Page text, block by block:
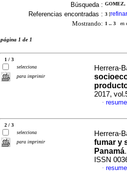
Búsqueda : GOMEZ,
Referencias encontradas : 3 [refinar
Mostrando: 1 .. 3 en
página 1 de 1
1 / 3
selecciona
para imprimir
Herrera-
2017,
·
2 / 3
selecciona
para imprimir
Herrera-
fumar y
Panamá
ISSN
·